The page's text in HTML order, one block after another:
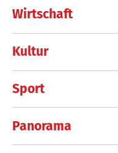
Wirtschaft
Kultur
Sport
Panorama